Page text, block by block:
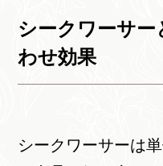
シークワーサ
わせ効果
シークワーサーは